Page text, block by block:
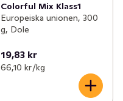
Colorful Mix Klass1
Europeiska unionen, 300
g, Dole
19,83 kr
66,10 kr /kg